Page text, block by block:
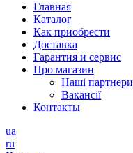
Главная
Каталог
Как приобрести
Доставка
Гарантия и сервис
Про магазин
Наші партнери
Вакансії
Контакты
ua
ru